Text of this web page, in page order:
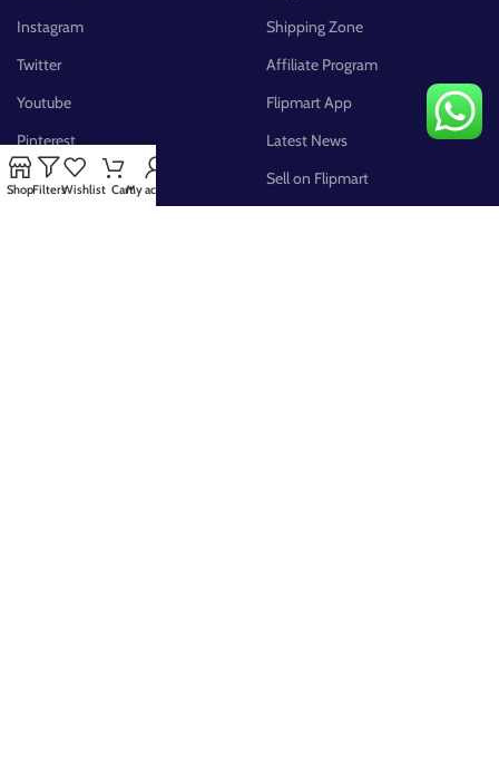
Instagram
Twitter
Youtube
Pinterest
FB Group
Shipping Zone
Affiliate Program
Flipmart App
Latest News
Sell on Flipmart
ShopFiltersWishlist CartMy account